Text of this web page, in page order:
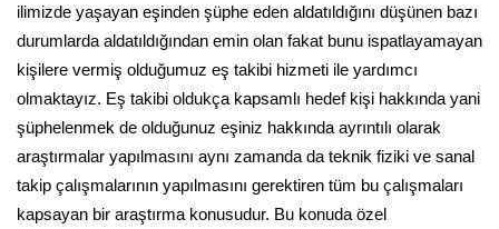
ilimizde yaşayan eşinden şüphe eden aldatıldığını düşünen bazı
durumlarda aldatıldığından emin olan fakat bunu ispatlayamayan
kişilere vermiş olduğumuz eş takibi hizmeti ile yardımcı
olmaktayız. Eş takibi oldukça kapsamlı hedef kişi hakkında yani
şüphelenmek de olduğunuz eşiniz hakkında ayrıntılı olarak
araştırmalar yapılmasını aynı zamanda da teknik fiziki ve sanal
takip çalışmalarının yapılmasını gerektiren tüm bu çalışmaları
kapsayan bir araştırma konusudur. Bu konuda özel